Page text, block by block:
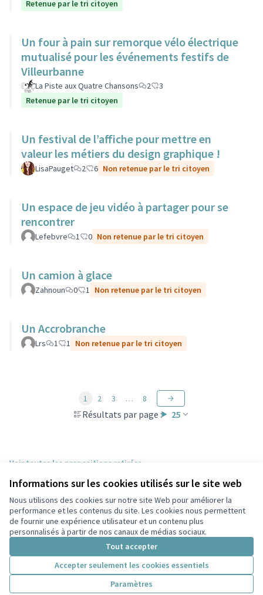
Informations sur les cookies utilisés sur le site web
Nous utilisons des cookies sur notre site Web pour améliorer la
performance et les contenus du site. Les cookies nous permettent
de fournir une expérience utilisateur et un contenu plus
personnalisés à partir de nos canaux de médias sociaux.
Tout accepter
Accepter seulement les cookies essentiels
Paramètres
Retenue par le tri citoyen
Un four à pain sur remorque vélo électrique
mutualisé pour les événements festifs de
Villeurbanne
La Piste aux Quatre Chansons 2
3
Retenue par le tri citoyen
Un festival de l’affiche pour mettre en
valeur les métiers du design graphique !
LisaPauget 2 6 Non retenue par le tri citoyen
Un espace de jeu vidéo à partager pour se
rencontrer
Lefebvre 1 0 Non retenue par le tri citoyen
Un camion à glace
Zahnoun 0 1 Non retenue par le tri citoyen
Un Accrobranche
Lrs 1 1 Non retenue par le tri citoyen
Résultats par page : 25
1 2 3 … 8
Voir toutes les propositions retirées
Conditions d'utilisation
Paramètres des cookies
Participez Villeurbanne sur X
(Lien externe)
Participez Villeurbanne sur Facebook
Participez Villeurbanne sur Instagram
Participez Villeurbanne sur YouTube
(Lien externe)
Site réalisé grâce aulogiciel libre Decidim .
Licence
(Lien